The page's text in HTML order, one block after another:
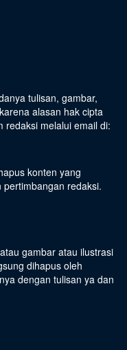
tulisan, gambar,
alasan hak cipta
redaksi melalui email di:
konten yang
redaksi.
gambar atau ilustrasi
dihapus oleh
dengan tulisan ya dan